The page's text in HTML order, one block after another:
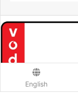
English